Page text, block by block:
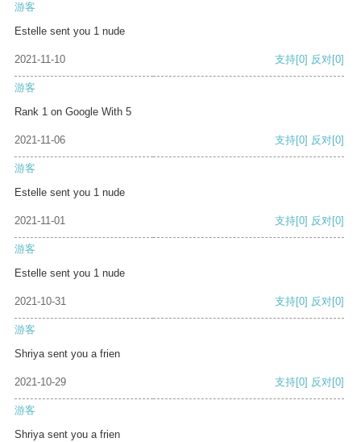
游客
Estelle sent you 1 nude
2021-11-10 支持[0] 反对[0]
游客
Rank 1 on Google With 5
2021-11-06 支持[0] 反对[0]
游客
Estelle sent you 1 nude
2021-11-01 支持[0] 反对[0]
游客
Estelle sent you 1 nude
2021-10-31 支持[0] 反对[0]
游客
Shriya sent you a frien
2021-10-29 支持[0] 反对[0]
游客
Shriya sent you a frien